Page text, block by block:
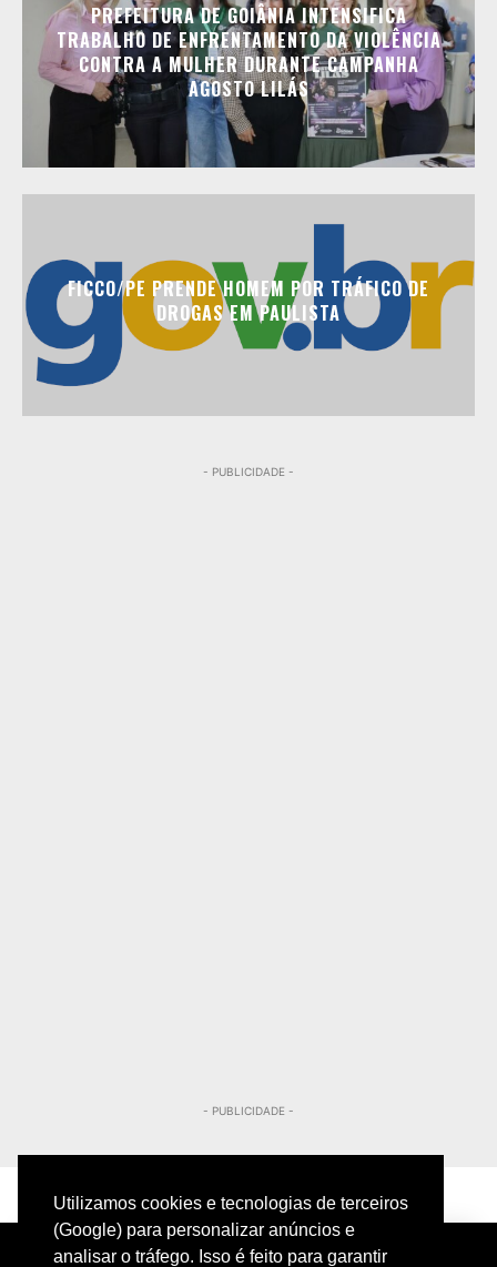
Utilizamos cookies e tecnologias de terceiros
(Google) para personalizar anúncios e
analisar o tráfego. Isso é feito para garantir
PREFEITURA DE GOIÂNIA INTENSIFICA
TRABALHO DE ENFRENTAMENTO DA VIOLÊNCIA
CONTRA A MULHER DURANTE CAMPANHA
AGOSTO LILÁS
FICCO/PE PRENDE HOMEM POR TRÁFICO DE
DROGAS EM PAULISTA
- PUBLICIDADE -
- PUBLICIDADE -